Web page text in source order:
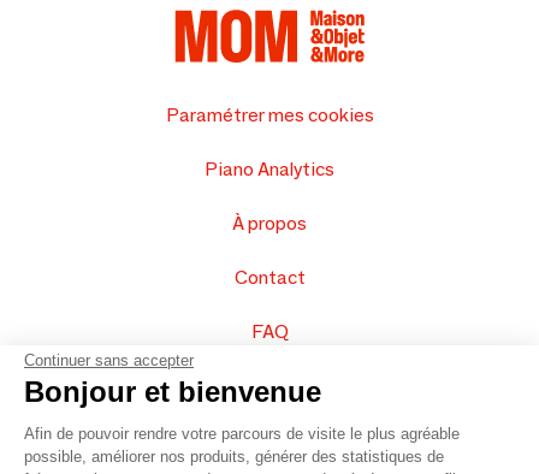
Paramétrer mes cookies
Piano Analytics
À propos
Contact
FAQ
Vendez vos produits
Plan du site
Continuer sans accepter
Bonjour et bienvenue
Afin de pouvoir rendre votre parcours de visite le plus agréable
possible, améliorer nos produits, générer des statistiques de